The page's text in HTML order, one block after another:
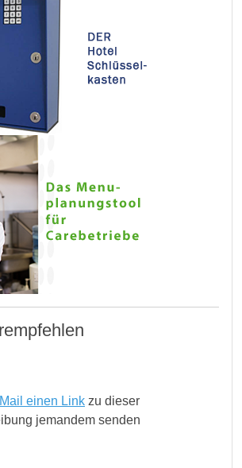
einen Link zu dieser
jemandem senden